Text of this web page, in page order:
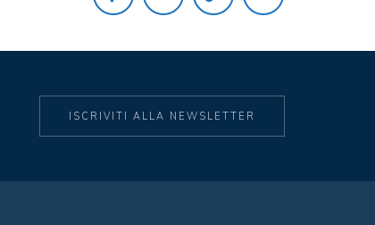
ISCRIVITI ALLA NEWSLETTER